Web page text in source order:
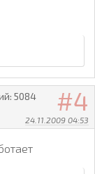
4
24.11.2009 04:53
5084